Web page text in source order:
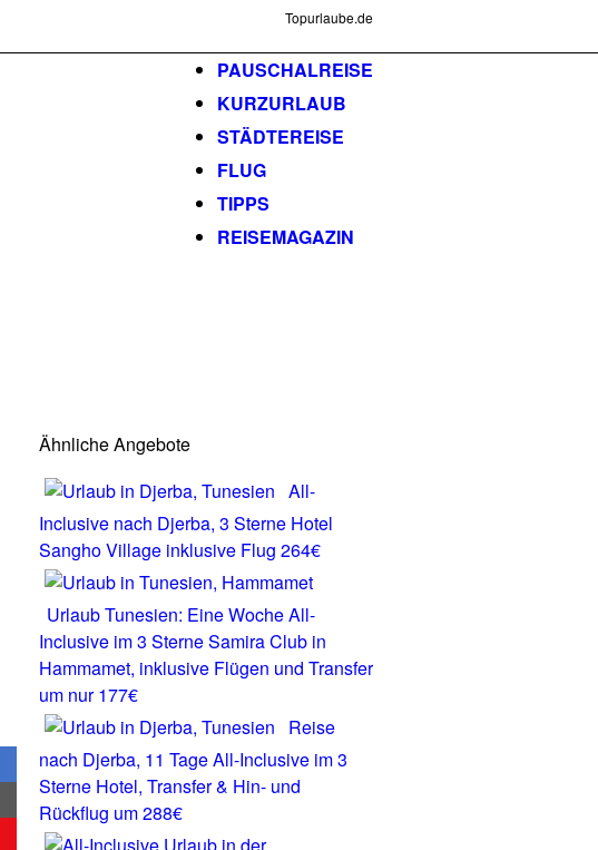
Topurlaube.de
PAUSCHALREISE
KURZURLAUB
STÄDTEREISE
FLUG
TIPPS
REISEMAGAZIN
Ähnliche Angebote
All-
Inclusive nach Djerba, 3 Sterne Hotel
Sangho Village inklusive Flug 264€
Urlaub Tunesien: Eine Woche All-
Inclusive im 3 Sterne Samira Club in
Hammamet, inklusive Flügen und Transfer
um nur 177€
Reise
nach Djerba, 11 Tage All-Inclusive im 3
Sterne Hotel, Transfer & Hin- und
Rückflug um 288€